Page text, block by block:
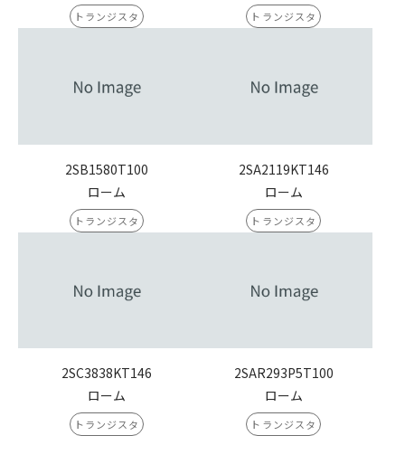
トランジスタ トランジスタ
2SB1580T100
ローム
トランジスタ
2SA2119KT146
ローム
トランジスタ
2SC3838KT146
ローム
トランジスタ
2SAR293P5T100
ローム
トランジスタ